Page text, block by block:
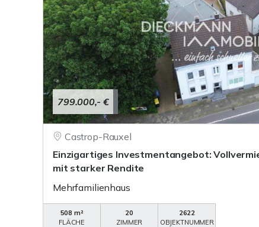
799.000,- €
Castrop-Rauxel
Einzigartiges Investmentangebot:
mit starker Rendite
Mehrfamilienhaus
508 m²
FLÄCHE
20
ZIMMER
2622
OBJEKTNUMMER